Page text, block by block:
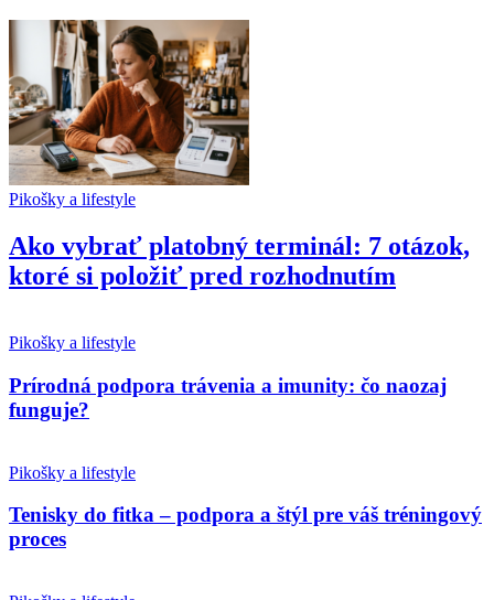
Pikošky a lifestyle
Ako vybrať platobný terminál: 7 otázok,
ktoré si položiť pred rozhodnutím
Pikošky a lifestyle
Prírodná podpora trávenia a imunity: čo naozaj
funguje?
Pikošky a lifestyle
Tenisky do fitka – podpora a štýl pre váš tréningový
proces